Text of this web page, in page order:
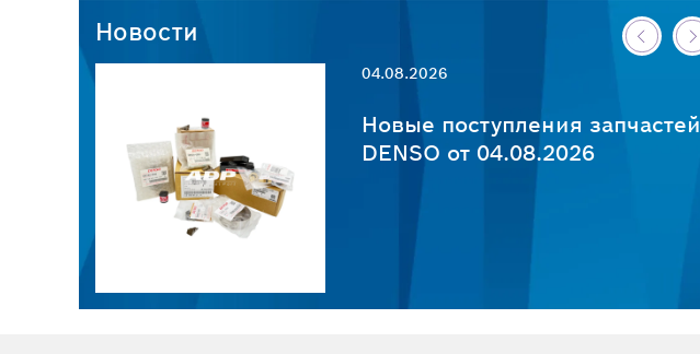
Новости
04.08.2026
Новые поступления запчастей
DENSO от 04.08.2026